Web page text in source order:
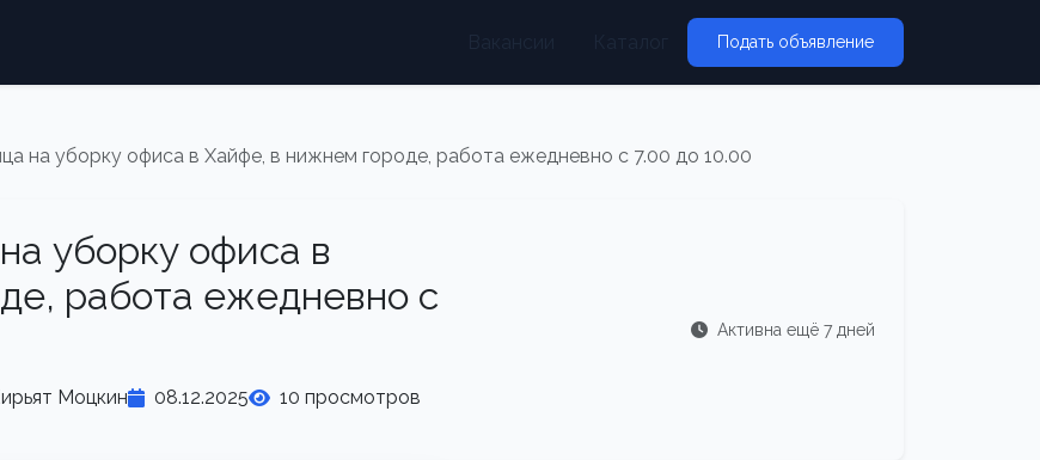
Подать объявление
на уборку офиса в Хайфе, в нижнем городе, работа ежедневно с 7.00 до 10.00
уборку офиса в
работа ежедневно с
Моцкин 08.12.2025 10 просмотров
Активна ещё 7 дней